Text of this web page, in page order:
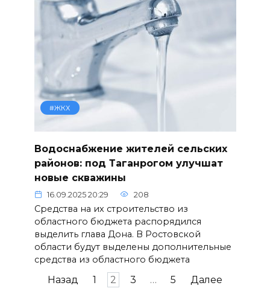
#ЖКХ
Водоснабжение жителей сельских
районов: под Таганрогом улучшат
новые скважины
16.09.2025 20:29 208
Средства на их строительство из
областного бюджета распорядился
выделить глава Дона. В Ростовской
области будут выделены дополнительные
средства из областного бюджета
Пагинация
Назад 1 2 3 … 5 Далее